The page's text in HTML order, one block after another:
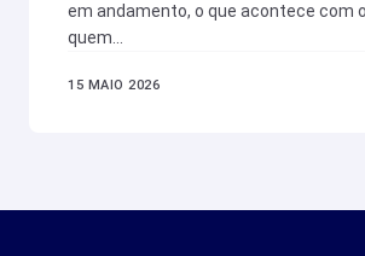
em andamento, o que acontece com
quem…
15 MAIO 2026